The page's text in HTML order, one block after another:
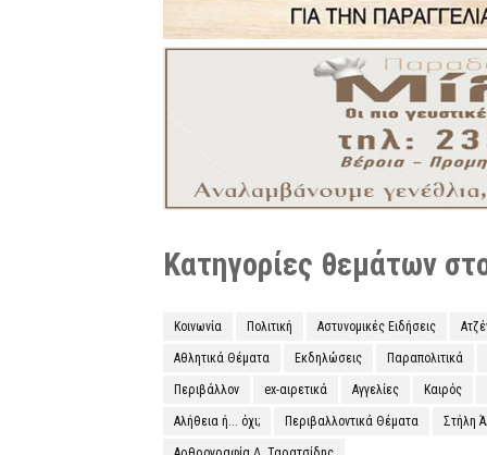
Κατηγορίες θεμάτων
Κοινωνία Πολιτική Αστυνομικές Ειδήσεις
Αθλητικά Θέματα Εκδηλώσεις Παραπολιτικά
Περιβάλλον ex-αιρετικά Αγγελίες Καιρός
Αλήθεια ή... όχι; Περιβαλλοντικά Θέματα Στήλη